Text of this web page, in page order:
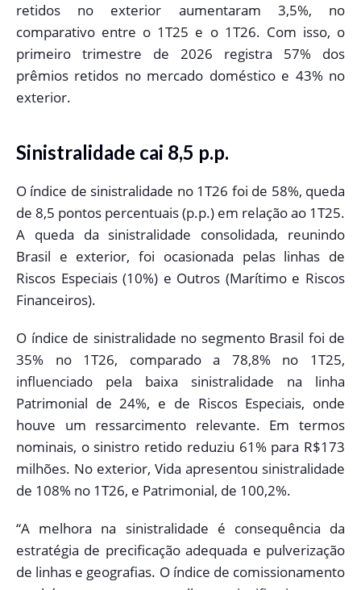
retidos no exterior aumentaram 3,5%, no
comparativo entre o 1T25 e o 1T26. Com isso, o
primeiro trimestre de 2026 registra 57% dos
prêmios retidos no mercado doméstico e 43% no
exterior.
Sinistralidade cai 8,5 p.p.
O índice de sinistralidade no 1T26 foi de 58%, queda
de 8,5 pontos percentuais (p.p.) em relação ao 1T25.
A queda da sinistralidade consolidada, reunindo
Brasil e exterior, foi ocasionada pelas linhas de
Riscos Especiais (10%) e Outros (Marítimo e Riscos
Financeiros).
O índice de sinistralidade no segmento Brasil foi de
35% no 1T26, comparado a 78,8% no 1T25,
influenciado pela baixa sinistralidade na linha
Patrimonial de 24%, e de Riscos Especiais, onde
houve um ressarcimento relevante. Em termos
nominais, o sinistro retido reduziu 61% para R$173
milhões. No exterior, Vida apresentou sinistralidade
de 108% no 1T26, e Patrimonial, de 100,2%.
“A melhora na sinistralidade é consequência da
estratégia de precificação adequada e pulverização
de linhas e geografias. O índice de comissionamento